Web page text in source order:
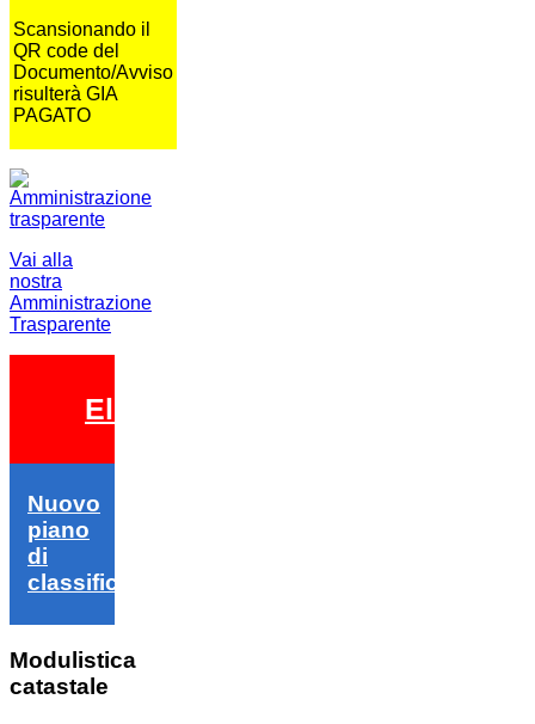
Scansionando il
QR code del
Documento/Avviso
risulterà GIA
PAGATO
Vai alla
nostra
Amministrazione
Trasparente
Elezioni 2026
Nuovo
piano
di
classifica
Modulistica
catastale